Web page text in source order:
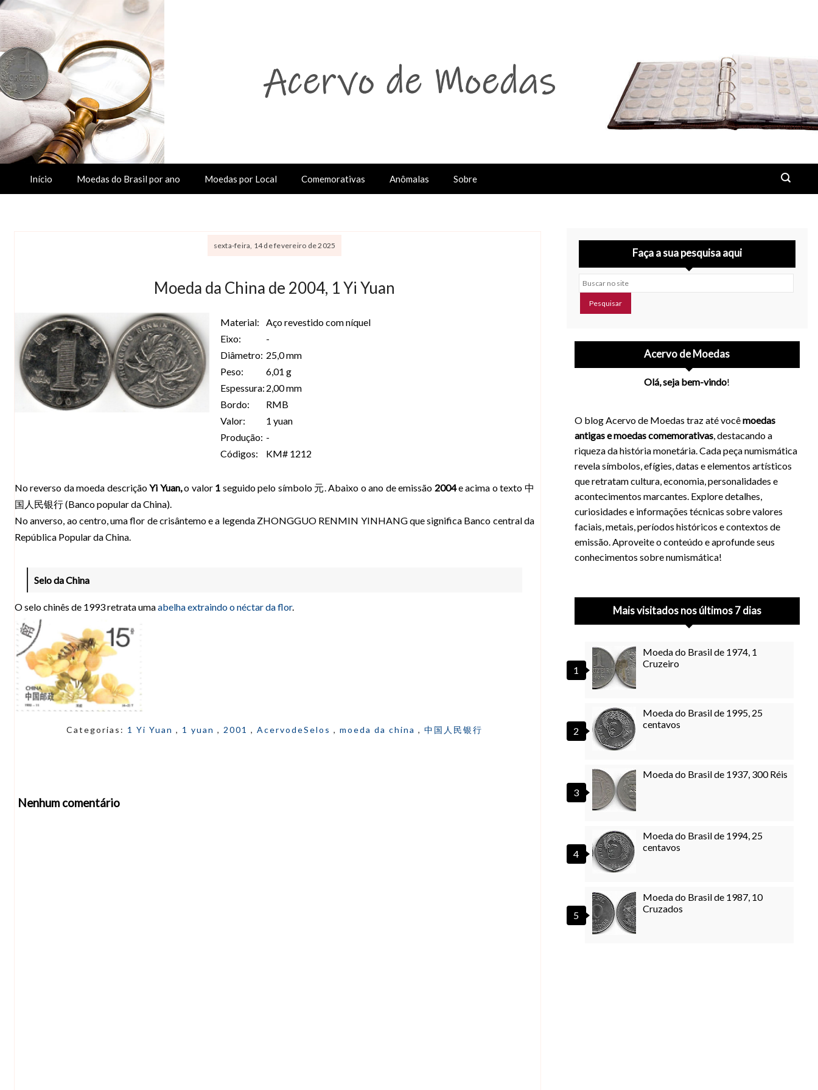
Início Moedas do Brasil por ano Moedas por Local Comemorativas Anômalas Sobre
sexta-feira, 14 de fevereiro de 2025
Moeda da China de 2004, 1 Yi Yuan
Material:
Eixo:
Diâmetro:
Peso:
Espessura:
Bordo:
Valor:
Produção:
Códigos:
Aço revestido com níquel
-
25,0 mm
6,01 g
2,00 mm
RMB
1 yuan
-
KM# 1212
No reverso da moeda descriçãoYi Yuan,o valor 1 seguido pelo símbolo 元. Abaixo o ano de emissão 2004e acima o texto 中
国人民银行 (Banco popular da China).
No anverso, ao centro, uma flor de crisântemo e a legenda ZHONGGUO RENMIN YINHANG que significa Banco central da
República Popular da China.
Selo da China
O selo chinês de 1993 retrata umaabelha extraindo o néctar da flor.
Categorias: 1 Yi Yuan , 1 yuan , 2001 , AcervodeSelos , moeda da china , 中国人民银行
Nenhum comentário
Faça a sua pesquisa aqui
Buscar no site
Acervo de Moedas
Olá, seja bem-vindo!
O blog Acervo de Moedas traz até vocêmoedas
antigas e moedas comemorativas, destacando a
riqueza da história monetária. Cada peça numismática
revela símbolos, efígies, datas e elementos artísticos
que retratam cultura, economia, personalidades e
acontecimentos marcantes. Explore detalhes,
curiosidades e informações técnicas sobre valores
faciais, metais, períodos históricos e contextos de
emissão. Aproveite o conteúdo e aprofunde seus
conhecimentos sobre numismática!
Mais visitados nos últimos 7 dias
Moeda do Brasil de 1974, 1
Cruzeiro
Moeda do Brasil de 1995, 25
centavos
Moeda do Brasil de 1937, 300 Réis
Moeda do Brasil de 1994, 25
centavos
Moeda do Brasil de 1987, 10
Cruzados